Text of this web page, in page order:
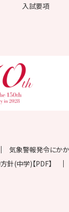
入試要項
気象警報発令にか
針(中学)【PDF】